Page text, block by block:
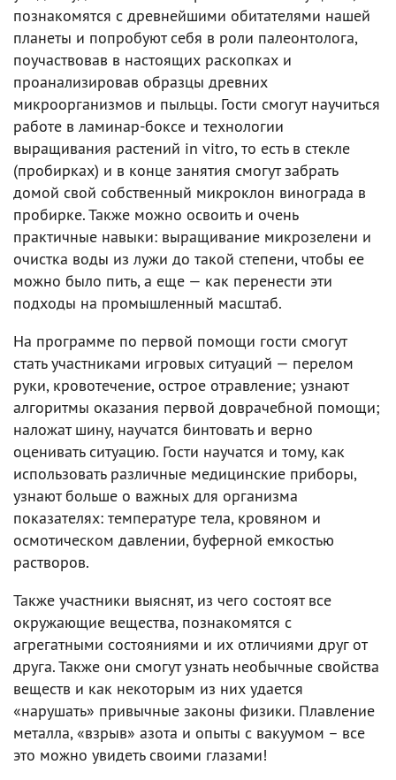
познакомятся с древнейшими обитателями нашей
планеты и попробуют себя в роли палеонтолога,
поучаствовав в настоящих раскопках и
проанализировав образцы древних
микроорганизмов и пыльцы. Гости смогут научиться
работе в ламинар-боксе и технологии
выращивания растений in vitro, то есть в стекле
(пробирках) и в конце занятия смогут забрать
домой свой собственный микроклон винограда в
пробирке. Также можно освоить и очень
практичные навыки: выращивание микрозелени и
очистка воды из лужи до такой степени, чтобы ее
можно было пить, а еще — как перенести эти
подходы на промышленный масштаб.
На программе по первой помощи гости смогут
стать участниками игровых ситуаций — перелом
руки, кровотечение, острое отравление; узнают
алгоритмы оказания первой доврачебной помощи;
наложат шину, научатся бинтовать и верно
оценивать ситуацию. Гости научатся и тому, как
использовать различные медицинские приборы,
узнают больше о важных для организма
показателях: температуре тела, кровяном и
осмотическом давлении, буферной емкостью
растворов.
Также участники выяснят, из чего состоят все
окружающие вещества, познакомятся с
агрегатными состояниями и их отличиями друг от
друга. Также они смогут узнать необычные свойства
веществ и как некоторым из них удается
«нарушать» привычные законы физики. Плавление
металла, «взрыв» азота и опыты с вакуумом – все
это можно увидеть своими глазами!